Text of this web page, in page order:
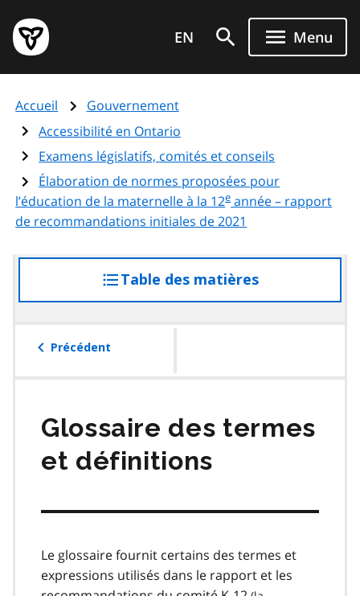
au
contenu
principal
Page
d'accueil
de
l'Ontario
EN Menu
Accueil
Gouvernement
Accessibilité en Ontario
Examens législatifs, comités et conseils
Élaboration de normes proposées pour
l’éducation de la maternelle à la 12eannée – rapport
de recommandations initiales de 2021
Table des matières
à
Précédent
Glossaire des termes
et définitions
Le glossaire fournit certains des termes et
expressions utilisés dans le rapport et les